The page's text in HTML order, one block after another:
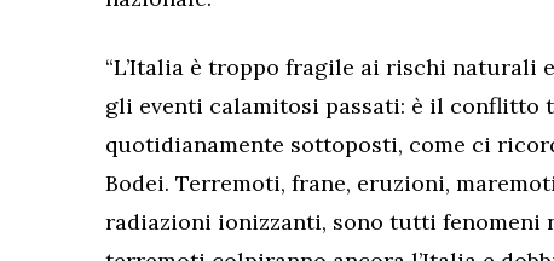
“L’Italia è troppo fragile ai rischi naturali
gli eventi calamitosi passati: è il conflitto
quotidianamente sottoposti, come ci
Bodei. Terremoti, frane, eruzioni,
radiazioni ionizzanti, sono tutti fenomeni